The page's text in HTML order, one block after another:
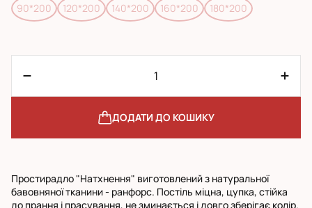
90*200
120*200 140*200 160*200 180*200
ДОДАТИ ДО КОШИКУ
Простирадло "Натхнення" виготовлений з натуральної
бавовняної тканини - ранфорс. Постіль міцна, цупка, стійка
до прання і прасування, не зминається і довго зберігає колір.